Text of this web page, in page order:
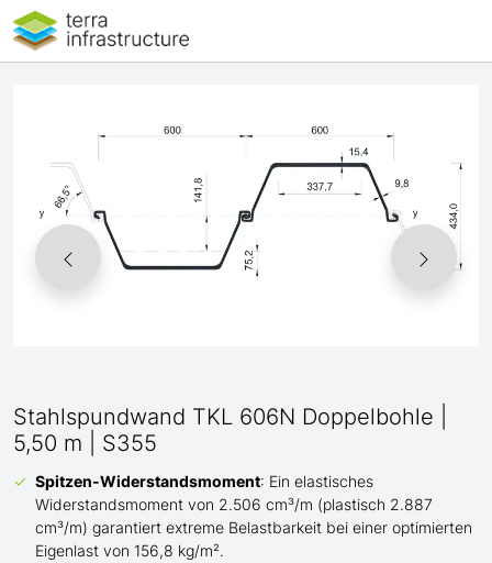
Stahlspundwand TKL 606N Doppelbohle |
5,50 m | S355
Spitzen-Widerstandsmoment: Ein elastisches
Widerstandsmoment von 2.506 cm³/m (plastisch 2.887
cm³/m) garantiert extreme Belastbarkeit bei einer optimierten
Eigenlast von 156,8 kg/m².